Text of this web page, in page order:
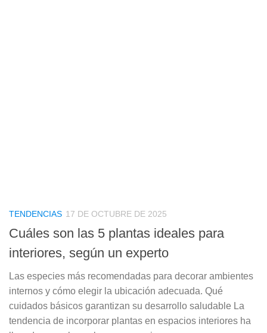
TENDENCIAS 17 DE OCTUBRE DE 2025
Cuáles son las 5 plantas ideales para
interiores, según un experto
Las especies más recomendadas para decorar ambientes
internos y cómo elegir la ubicación adecuada. Qué
cuidados básicos garantizan su desarrollo saludable La
tendencia de incorporar plantas en espacios interiores ha